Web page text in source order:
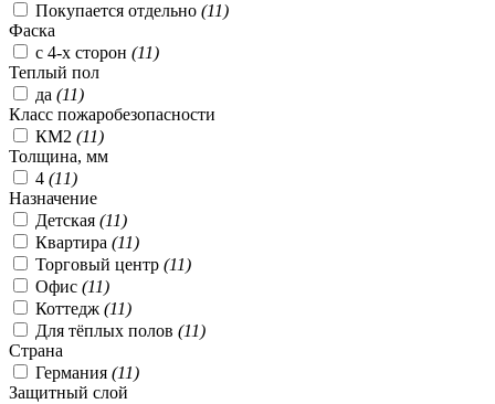
Покупается отдельно (11)
Фаска
с 4-х сторон (11)
Теплый пол
да (11)
Класс пожаробезопасности
КМ2 (11)
Толщина, мм
4 (11)
Назначение
Детская (11)
Квартира (11)
Торговый центр (11)
Офис (11)
Коттедж (11)
Для тёплых полов (11)
Страна
Германия (11)
Защитный слой